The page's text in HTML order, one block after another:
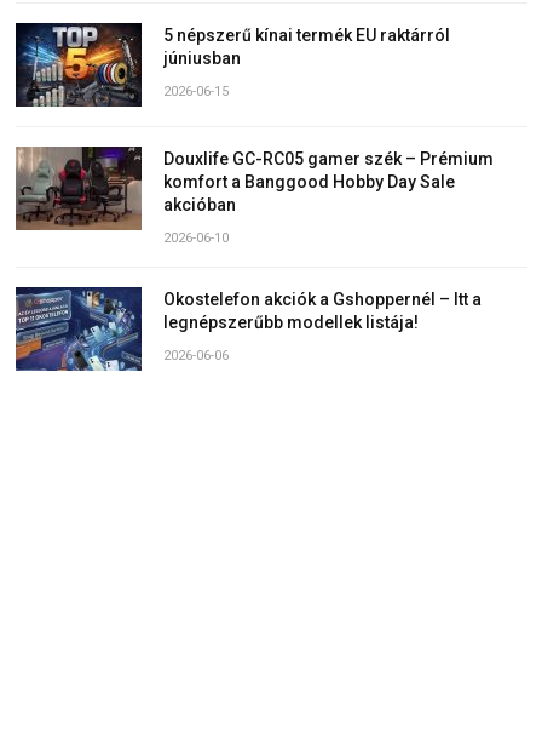
5 népszerű kínai termék EU raktárról
júniusban
2026-06-15
Douxlife GC-RC05 gamer szék – Prémium
komfort a Banggood Hobby Day Sale
akcióban
2026-06-10
Okostelefon akciók a Gshoppernél – Itt a
legnépszerűbb modellek listája!
2026-06-06